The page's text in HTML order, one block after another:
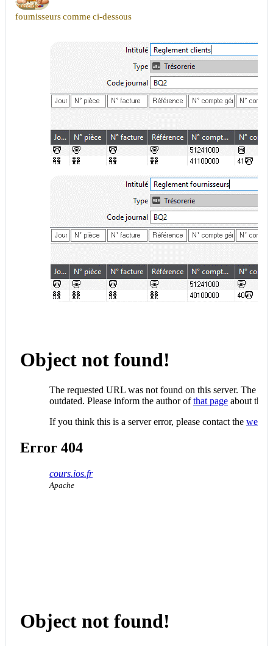
fournisseurs comme ci-dessous